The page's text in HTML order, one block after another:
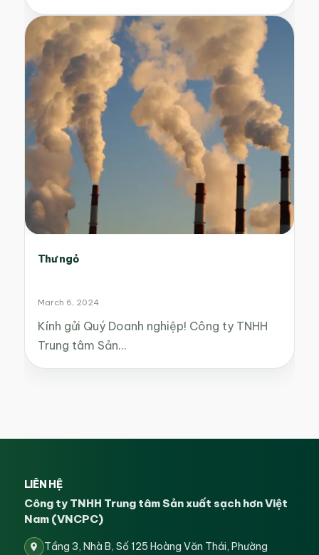
Thư ngỏ
March 6, 2024
Kính gửi Quý Doanh nghiệp! Công ty TNHH
Trung tâm Sản…
LIÊN HỆ
Công ty TNHH Trung tâm Sản xuất sạch hơn Việt
Nam (VNCPC)
Tầng 3, Nhà B, Số 125 Hoàng Văn Thái, Phường